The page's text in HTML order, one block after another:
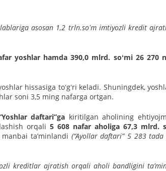
asosan 1,2 trln.soʻm imtiyozli kredit
yoshlar hamda 390,0 mlrd. soʻmi 26 270
hissasiga toʻgʻri keladi. Shuningdek,
soni 3,5 ming nafarga ortgan.
daftari”ga kiritilgan aholining
orqali 5 608 nafar aholiga 67,3 mlrd.
taʼminlandi (“Ayollar daftari” 5 283 tada
kreditlar ajratish orqali aholi bandligini